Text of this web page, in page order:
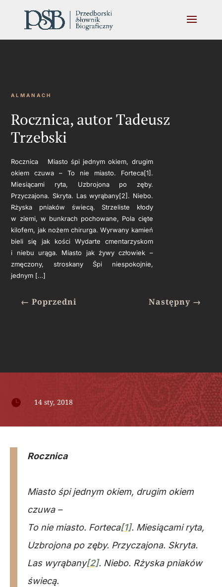
ALMANACH
Rocznica, autor Tadeusz
Trzebski
Rocznica Miasto śpi jednym okiem, drugim
okiem czuwa – To nie miasto. Forteca[1].
Miesiącami ryta, Uzbrojona po zęby.
Przyczajona. Skryta. Las wyrąbany[2]. Niebo.
Rżyska pniaków świecą. Strzeliste kłody
w ziemi, w bunkrach pochowane, Pola cięte
kilofem, jak nożem chirurga. Wyrwany kamień
bieli się jak kości Wydarte cmentarzyskom
i niebu urąga. Miasto jak żywy człowiek –
zmęczony, stroskany Śpi niespokojnie,
jednym […]
←Poprzedni Następny→
 14 sty, 2018
Rocznica
Miasto śpi jednym okiem, drugim okiem
czuwa –
To nie miasto. Forteca[1]. Miesiącami ryta,
Uzbrojona po zęby. Przyczajona. Skryta.
Las wyrąbany[2]. Niebo. Rżyska pniaków
świecą.